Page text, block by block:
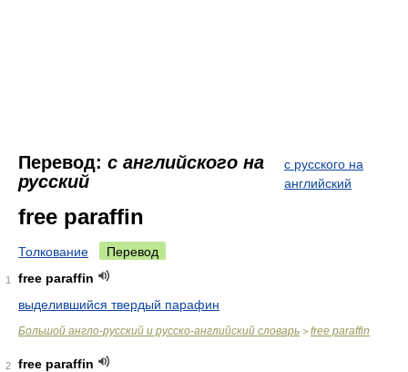
Перевод: с английского на
русский
с русского на
английский
free paraffin
Толкование Перевод
1
free paraffin
выделившийся твердый парафин
Большой англо-русский и русско-английский словарь > free paraffin
2
free paraffin